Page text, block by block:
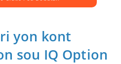
yon kont
sou IQ Option